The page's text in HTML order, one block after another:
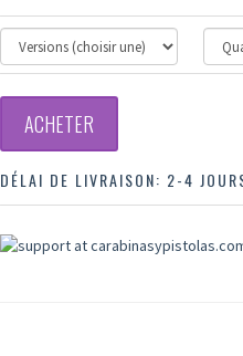
ACHETER
DÉLAI DE LIVRAISON: 2-4